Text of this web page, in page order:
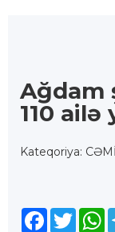
Ağdam
110 ailə
Kateqoriya:
Facebook
Twitter